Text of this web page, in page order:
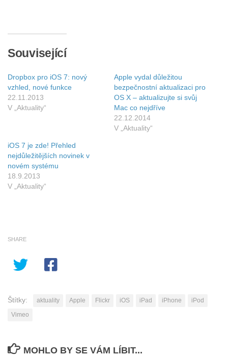
Související
Dropbox pro iOS 7: nový
vzhled, nové funkce
22.11.2013
V „Aktuality“
Apple vydal důležitou
bezpečnostní aktualizaci pro
OS X – aktualizujte si svůj
Mac co nejdříve
22.12.2014
V „Aktuality“
iOS 7 je zde! Přehled
nejdůležitějších novinek v
novém systému
18.9.2013
V „Aktuality“
SHARE
Štítky: aktuality Apple Flickr iOS iPad iPhone
iPod
Vimeo
MOHLO BY SE VÁM LÍBIT...